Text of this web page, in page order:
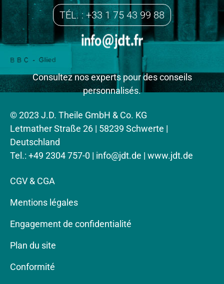
TÉL. : +33 1 75 43 99 88
Consultez nos experts pour des conseils
personnalisés.
© 2023 J.D. Theile GmbH & Co. KG
Letmather Straße 26 | 58239 Schwerte |
Deutschland
Tel.: +49 2304 757-0 | info@jdt.de | www.jdt.de
CGV & CGA
Mentions légales
Engagement de confidentialité
Plan du site
Conformité